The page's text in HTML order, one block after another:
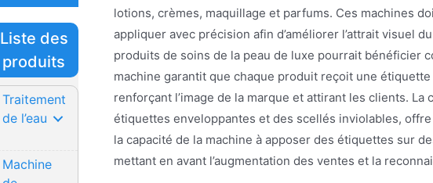
Liste des
produits
Traitement
de l’eau
Machine
lotions, crèmes, maquillage et parfums. Ces machines
appliquer avec précision afin d’améliorer l’attrait visuel
produits de soins de la peau de luxe pourrait bénéficier
machine garantit que chaque produit reçoit une
renforçant l’image de la marque et attirant les clients.
étiquettes enveloppantes et des scellés inviolables,
la capacité de la machine à apposer des étiquettes sur
mettant en avant l’augmentation des ventes et la